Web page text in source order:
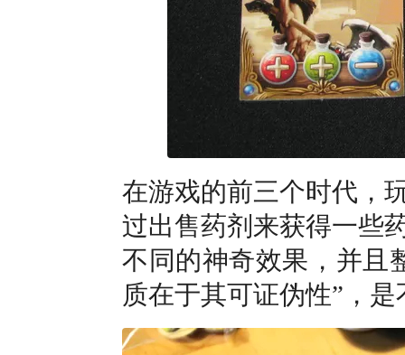
在游戏的前三个时代，
过出售药剂来获得一些
不同的神奇效果，并且
质在于其可证伪性”，